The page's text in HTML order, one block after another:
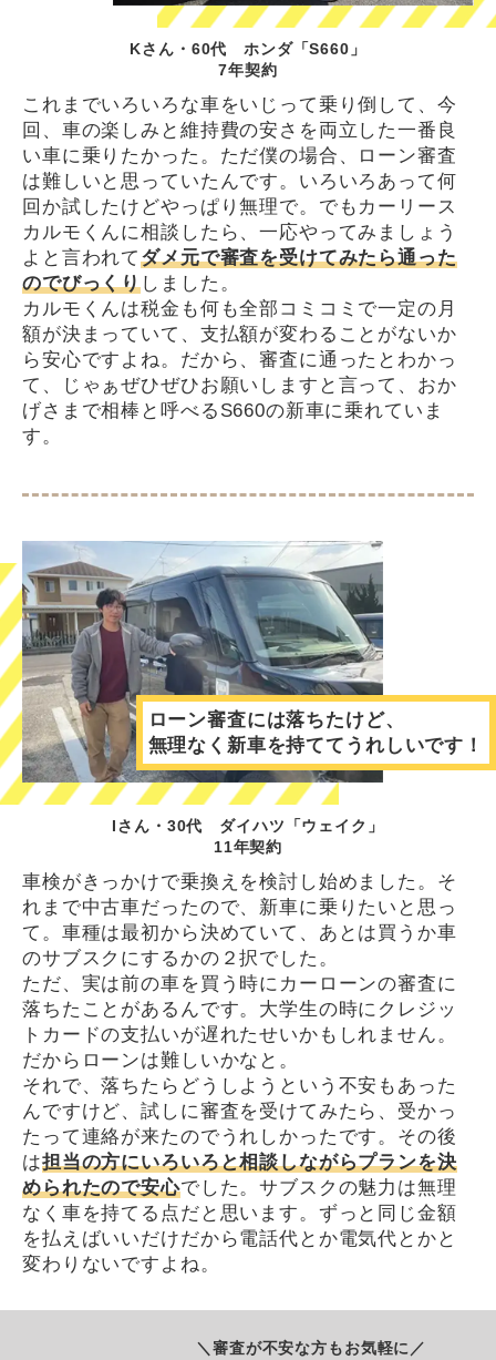
Kさん・60代 ホンダ「S660」
7年契約
これまでいろいろな車をいじって乗り倒して、今
回、車の楽しみと維持費の安さを両立した一番良
い車に乗りたかった。ただ僕の場合、ローン審査
は難しいと思っていたんです。いろいろあって何
回か試したけどやっぱり無理で。でもカーリース
カルモくんに相談したら、一応やってみましょう
よと言われてダメ元で審査を受けてみたら通った
のでびっくりしました。
カルモくんは税金も何も全部コミコミで一定の月
額が決まっていて、支払額が変わることがないか
ら安心ですよね。だから、審査に通ったとわかっ
て、じゃぁぜひぜひお願いしますと言って、おか
げさまで相棒と呼べるS660の新車に乗れていま
す。
ローン審査には落ちたけど、
無理なく新車を持ててうれしいです！
Iさん・30代 ダイハツ「ウェイク」
11年契約
車検がきっかけで乗換えを検討し始めました。そ
れまで中古車だったので、新車に乗りたいと思っ
て。車種は最初から決めていて、あとは買うか車
のサブスクにするかの２択でした。
ただ、実は前の車を買う時にカーローンの審査に
落ちたことがあるんです。大学生の時にクレジッ
トカードの支払いが遅れたせいかもしれません。
だからローンは難しいかなと。
それで、落ちたらどうしようという不安もあった
んですけど、試しに審査を受けてみたら、受かっ
たって連絡が来たのでうれしかったです。その後
は担当の方にいろいろと相談しながらプランを決
められたので安心でした。サブスクの魅力は無理
なく車を持てる点だと思います。ずっと同じ金額
を払えばいいだけだから電話代とか電気代とかと
変わりないですよね。
＼審査が不安な方もお気軽に／